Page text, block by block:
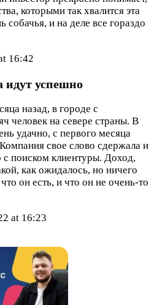
которыми так хвалится эта
собачья, и на деле все гораздо
16:42
идут успешно
назад, в городе с
человек на севере страны. В
удачно, с первого месяца
свое слово сдержала и
с поиском клиентуры. Доход,
как ожидалось, но ничего
он есть, и что он не очень-то
at 16:23